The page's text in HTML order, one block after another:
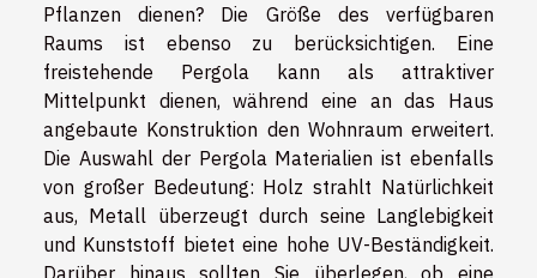
Pflanzen dienen? Die Größe des verfügbaren
Raums ist ebenso zu berücksichtigen. Eine
freistehende Pergola kann als attraktiver
Mittelpunkt dienen, während eine an das Haus
angebaute Konstruktion den Wohnraum erweitert.
Die Auswahl der Pergola Materialien ist ebenfalls
von großer Bedeutung: Holz strahlt Natürlichkeit
aus, Metall überzeugt durch seine Langlebigkeit
und Kunststoff bietet eine hohe UV-Beständigkeit.